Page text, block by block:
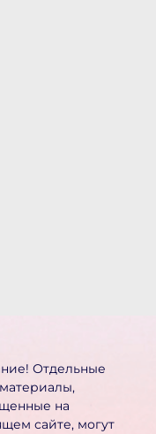
Отдельные
на
сайте, могут